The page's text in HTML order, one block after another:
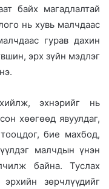
байх магадлалтай
нь хувь малчдаас
гурав дахин
эрх зүйн мэдлэг
эхнэрийг нь
хөөгөөд явуулдаг,
бие махбод,
малчдын үнэн
байна. Туслах
зөрчлүүдийг